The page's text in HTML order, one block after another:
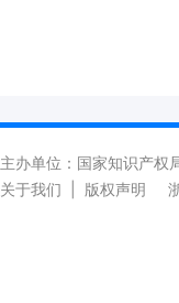
主办单位：国家知识产
关于我们
版权声明